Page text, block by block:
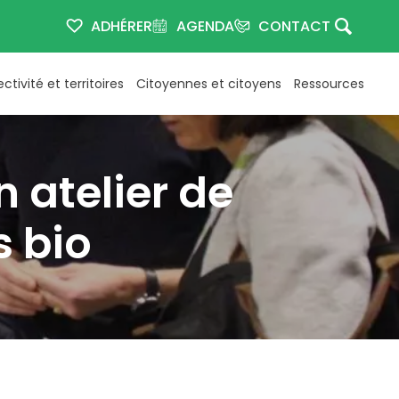
ADHÉRER AGENDA CONTACT
et territoires Citoyennes et citoyens Ressources
atelier de
bio